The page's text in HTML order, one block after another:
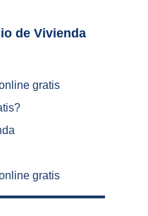
gratis
?
gratis